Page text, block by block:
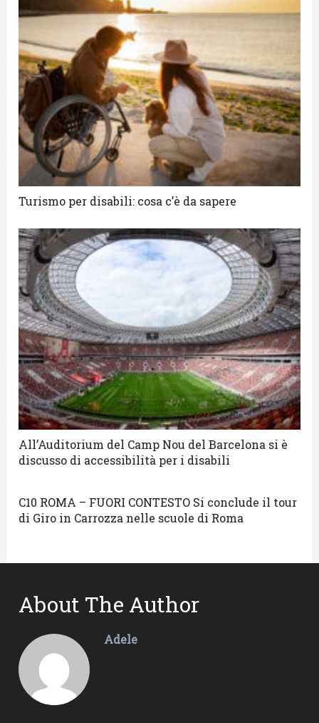
Turismo per disabili: cosa c’è da sapere
All’Auditorium del Camp Nou del Barcelona si è
discusso di accessibilità per i disabili
C10 ROMA – FUORI CONTESTO Si conclude il tour
di Giro in Carrozza nelle scuole di Roma
About The Author
Adele